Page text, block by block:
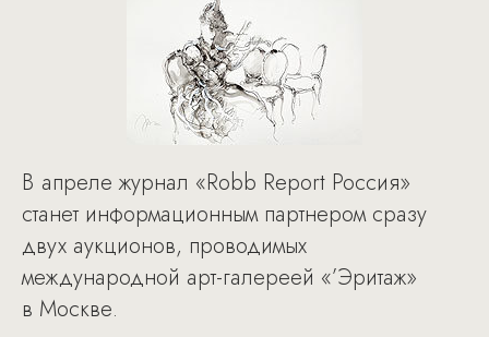
В апреле журнал «Robb Report Россия»
станет информационным партнером сразу
двух аукционов, проводимых
международной арт-галереей «’Эритаж»
в Москве.